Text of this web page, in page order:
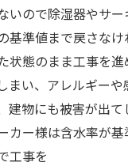
いので除湿器やサ
基準値まで戻さなけ
状態のまま工事を
まい、アレルギー
建物にも被害が出て
カー様は含水率が
工事を